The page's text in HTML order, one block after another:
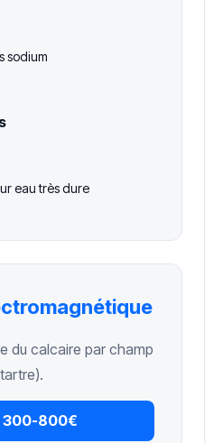
sodium
eau très dure
du calcaire par champ
300-800€